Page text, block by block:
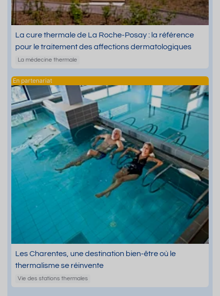
La cure thermale de La Roche-Posay : la référence
pour le traitement des affections dermatologiques
La médecine thermale
Les Charentes, une destination bien-être où le
thermalisme se réinvente
Vie des stations thermales